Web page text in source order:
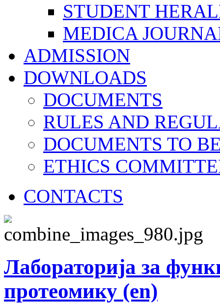
STUDENT
MEDICA
ADMISSION
DOWNLOADS
DOCUMENTS
RULES AND
DOCUMENTS TO
ETHICS
CONTACTS
Лабораторија за
протеомику (en)